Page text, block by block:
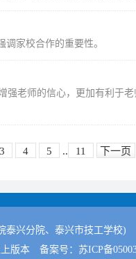
家校合作的重要性。
老师的信心，更加有利于
3 4 5 .. 11 下一页
泰兴分院、泰兴市技工学校)
版本 备案号：苏ICP备